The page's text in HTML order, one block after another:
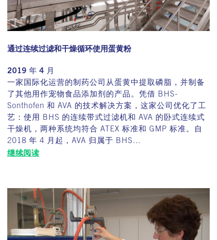
通过连续过滤和干燥循环使用蛋黄粉
2019 年 4 月
一家国际化运营的制药公司从蛋黄中提取磷脂，并制备
了其他用作宠物食品添加剂的产品。凭借 BHS-
Sonthofen 和 AVA 的技术解决方案，这家公司优化了工
艺：使用 BHS 的连续带式过滤机和 AVA 的卧式连续式
干燥机，两种系统均符合 ATEX 标准和 GMP 标准。自
2018 年 4 月起，AVA 归属于 BHS…
继续阅读